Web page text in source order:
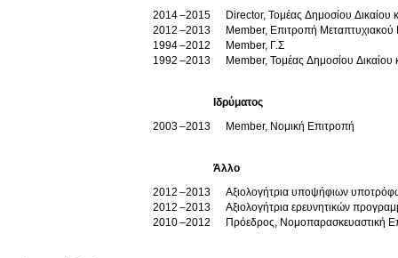
2014
2015
Director, Τομέας Δημοσίου Δικαίου
2012
2013
Member, Επιτροπή
1994
2012
Member, Γ.Σ
1992
2013 Member, Τομέας Δημοσίου Δικαίου
Ιδρύματος
2003
2013 Member, Νομική Επιτροπή
Άλλο
2012
2013
Αξιολογήτρια υποψήφιων
2012
2013
Αξιολογήτρια ερευνητικών
2010
2012 Πρόεδρος, Νομοπαρασκευαστική